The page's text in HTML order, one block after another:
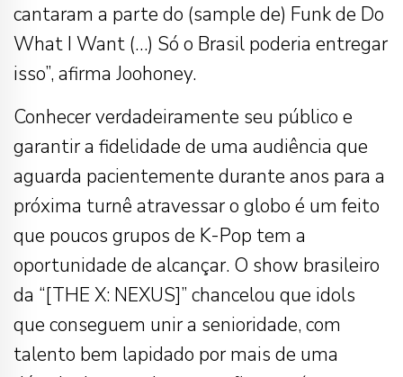
cantaram a parte do (sample de) Funk de Do
What I Want (…) Só o Brasil poderia entregar
isso”, afirma Joohoney.
Conhecer verdadeiramente seu público e
garantir a fidelidade de uma audiência que
aguarda pacientemente durante anos para a
próxima turnê atravessar o globo é um feito
que poucos grupos de K-Pop tem a
oportunidade de alcançar. O show brasileiro
da “[THE X: NEXUS]” chancelou que idols
que conseguem unir a senioridade, com
talento bem lapidado por mais de uma